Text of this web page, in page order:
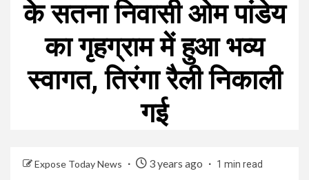
के सतना निवासी ओम पांडेय
का गृहग्राम में हुआ भव्य
स्वागत, तिरंगा रैली निकाली
गई
Expose Today News 3 years ago 1 min read